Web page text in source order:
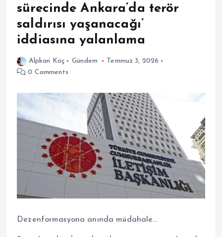
sürecinde Ankara’da terör
saldırısı yaşanacağı’
iddiasına yalanlama
Alpkan Koç Gündem
Temmuz 3, 2026
0 Comments
Dezenformasyona anında müdahale…